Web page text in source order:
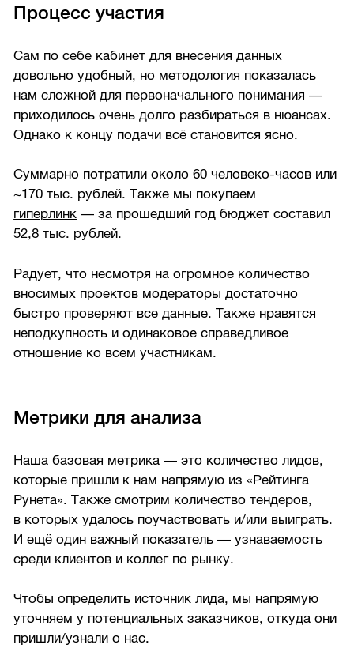
Процесс участия
Сам по себе кабинет для внесения данных
довольно удобный, но методология показалась
нам сложной для первоначального понимания —
приходилось очень долго разбираться в нюансах.
Однако к концу подачи всё становится ясно.
Суммарно потратили около 60 человеко-часов или
~170 тыс. рублей. Также мы покупаем
гиперлинк — за прошедший год бюджет составил
52,8 тыс. рублей.
Радует, что несмотря на огромное количество
вносимых проектов модераторы достаточно
быстро проверяют все данные. Также нравятся
неподкупность и одинаковое справедливое
отношение ко всем участникам.
Метрики для анализа
Наша базовая метрика — это количество лидов,
которые пришли к нам напрямую из «Рейтинга
Рунета». Также смотрим количество тендеров,
в которых удалось поучаствовать и/или выиграть.
И ещё один важный показатель — узнаваемость
среди клиентов и коллег по рынку.
Чтобы определить источник лида, мы напрямую
уточняем у потенциальных заказчиков, откуда они
пришли/узнали о нас.